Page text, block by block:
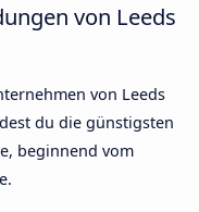
von Leeds
von Leeds
du die günstigsten
beginnend vom